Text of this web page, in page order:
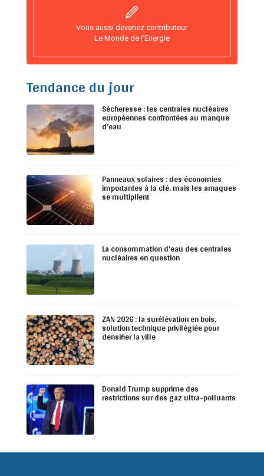
Vous aussi devenez contributeur
Le Monde de l’Energie
Tendance du jour
Sécheresse : les centrales nucléaires
européennes confrontées au manque
d’eau
Panneaux solaires : des économies
importantes à la clé, mais les arnaques
se multiplient
La consommation d’eau des centrales
nucléaires en question
ZAN 2026 : la surélévation en bois,
solution technique privilégiée pour
densifier la ville
Donald Trump supprime des
restrictions sur des gaz ultra-polluants